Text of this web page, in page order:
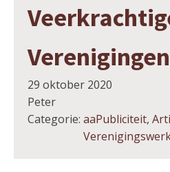
Verenigingen
29 oktober 2020
Peter
Categorie: aaPubliciteit,